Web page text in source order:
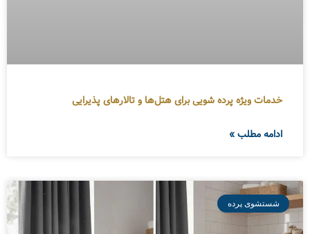
خدمات ویژه پرده شویی برای هتل‌ها و تالارهای پذیرایی
ادامه مطلب »
شستشوی پرده